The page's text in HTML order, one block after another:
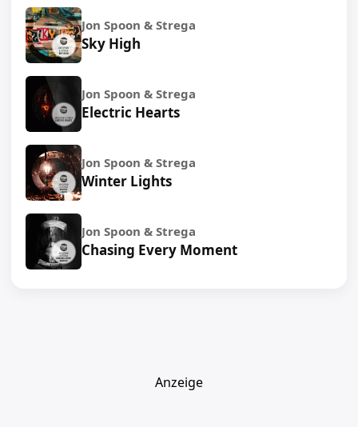
Jon Spoon & Strega
Sky High
Jon Spoon & Strega
Electric Hearts
Jon Spoon & Strega
Winter Lights
Jon Spoon & Strega
Chasing Every Moment
Anzeige